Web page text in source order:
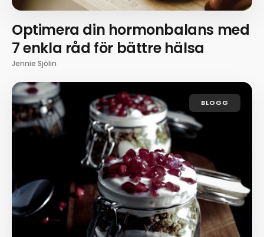
Optimera din hormonbalans med
7 enkla råd för bättre hälsa
Jennie Sjölin
BLOGG